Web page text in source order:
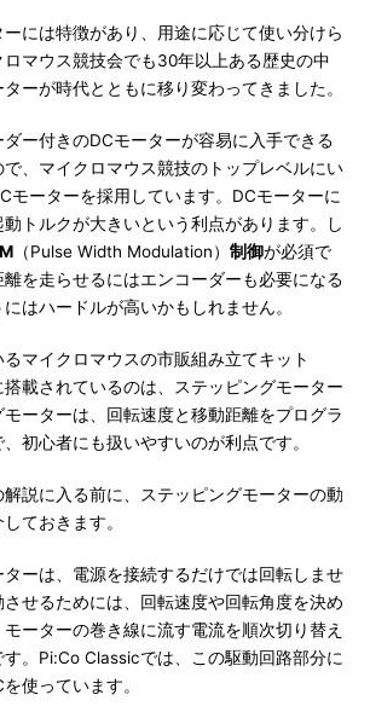
には特徴があり、用途に応じて使い分けら
マウス競技会でも30年以上ある歴史の中
ーが時代とともに移り変わってきました。
ー付きのDCモーターが容易に入手できる
で、マイクロマウス競技のトップレベルにい
モーターを採用しています。DCモーターに
トルクが大きいという利点があります。し
（Pulse Width Modulation） 制御が必須で
を走らせるにはエンコーダーも必要になる
はハードルが高いかもしれません。
マイクロマウスの市販組み立てキット
搭載されているのは、ステッピングモーター
ーターは、回転速度と移動距離をプログラ
初心者にも扱いやすいのが利点です。
説に入る前に、ステッピングモーターの動
ておきます。
ーは、電源を接続するだけでは回転しませ
せるためには、回転速度や回転角度を決め
ーターの巻き線に流す電流を順次切り替え
。Pi:Co Classicでは、この駆動回路部分に
使っています。